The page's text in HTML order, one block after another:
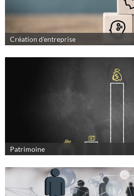
Création d'entreprise
Patrimoine